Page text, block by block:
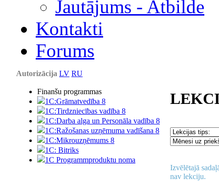
Jautājums - Atbilde
Kontakti
Forums
Autorizācija LV RU
Finanšu programmas
1C:Grāmatvedība 8
1C:Tirdzniecības vadība 8
1C:Darba alga un Personāla vadība 8
1C:Ražošanas uzņēmuma vadīšana 8
1С:Мikrouzņēmums 8
1C: Bitriks
1C Programmproduktu noma
Izvēlētajā
nav lekciju.